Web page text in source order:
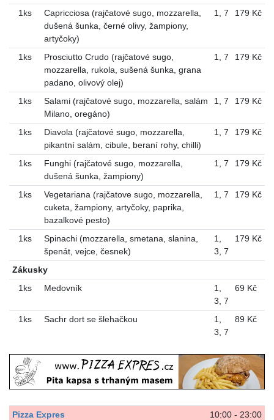
1ks
Capricciosa (rajčatové sugo, mozzarella,
dušená šunka, černé olivy, žampiony,
artyčoky)
1, 7 179 Kč
1ks
Prosciutto Crudo (rajčatové sugo,
mozzarella, rukola, sušená šunka, grana
padano, olivový olej)
1, 7 179 Kč
1ks
Salami (rajčatové sugo, mozzarella, salám
Milano, oregáno)
1, 7 179 Kč
1ks
Diavola (rajčatové sugo, mozzarella,
pikantní salám, cibule, beraní rohy, chilli)
1, 7 179 Kč
1ks
Funghi (rajčatové sugo, mozzarella,
dušená šunka, žampiony)
1, 7 179 Kč
1ks
Vegetariana (rajčatove sugo, mozzarella,
cuketa, žampiony, artyčoky, paprika,
bazalkové pesto)
1, 7 179 Kč
1ks
Spinachi (mozzarella, smetana, slanina,
špenát, vejce, česnek)
1,
3, 7
179 Kč
Zákusky
1ks
Medovník 1,
3, 7
69 Kč
1ks Sachr dort se šlehačkou 1,
3, 7
89 Kč
10:00 - 23:00
Pizza Expres